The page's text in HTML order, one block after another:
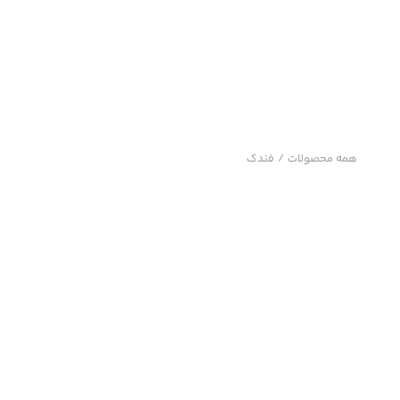
همه محصولات / فندک